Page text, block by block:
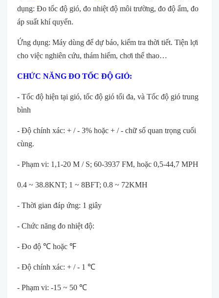
dụng: Đo tốc độ gió, đo nhiệt độ môi trường, đo độ ẩm, đo
áp suất khí quyển.
Ứng dụng: Máy dùng để dự báo, kiểm tra thời tiết. Tiện lợi
cho việc nghiên cứu, thám hiểm, chơi thể thao…
CHỨC NĂNG ĐO TỐC ĐỘ GIÓ:
- Tốc độ hiện tại gió, tốc độ gió tối đa, và Tốc độ gió trung
bình
- Độ chính xác: + / - 3% hoặc + / - chữ số quan trọng cuối
cùng.
- Phạm vi: 1,1-20 M / S; 60-3937 FM, hoặc 0,5-44,7 MPH
0.4 ~ 38.8KNT; 1 ~ 8BFT; 0.8 ~ 72KMH
- Thời gian đáp ứng: 1 giây
- Chức năng đo nhiệt độ:
- Đo độ ℃ hoặc ℉
- Độ chính xác: + / - 1 ℃
- Phạm vi: -15 ~ 50 ℃